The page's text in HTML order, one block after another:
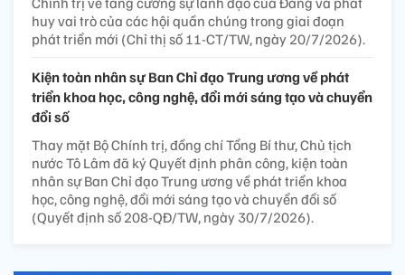
huy vai trò của các hội quần chúng trong giai đoạn
phát triển mới (Chỉ thị số 11-CT/TW, ngày 20/7/2026).
Kiện toàn nhân sự Ban Chỉ đạo Trung ương về phát
triển khoa học, công nghệ, đổi mới sáng tạo và chuyển
đổi số
Thay mặt Bộ Chính trị, đồng chí Tổng Bí thư, Chủ tịch
nước Tô Lâm đã ký Quyết định phân công, kiện toàn
nhân sự Ban Chỉ đạo Trung ương về phát triển khoa
học, công nghệ, đổi mới sáng tạo và chuyển đổi số
(Quyết định số 208-QĐ/TW, ngày 30/7/2026).